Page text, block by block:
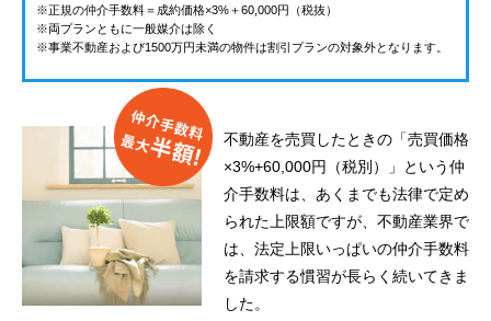
※正規の仲介手数料＝成約価格×3%＋60,000円（税抜）
※両プランともに一般媒介は除く
※事業不動産および1500万円未満の物件は割引プランの対象外となります。
不動産を売買したときの「売買価格
×3%+60,000円（税別）」という仲
介手数料は、あくまでも法律で定め
られた上限額ですが、不動産業界で
は、法定上限いっぱいの仲介手数料
を請求する慣習が長らく続いてきま
した。